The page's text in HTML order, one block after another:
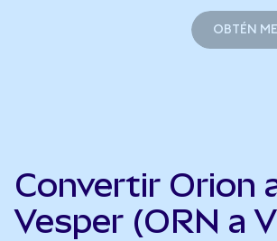
OBTÉN
Convertir Orion
Vesper (ORN a